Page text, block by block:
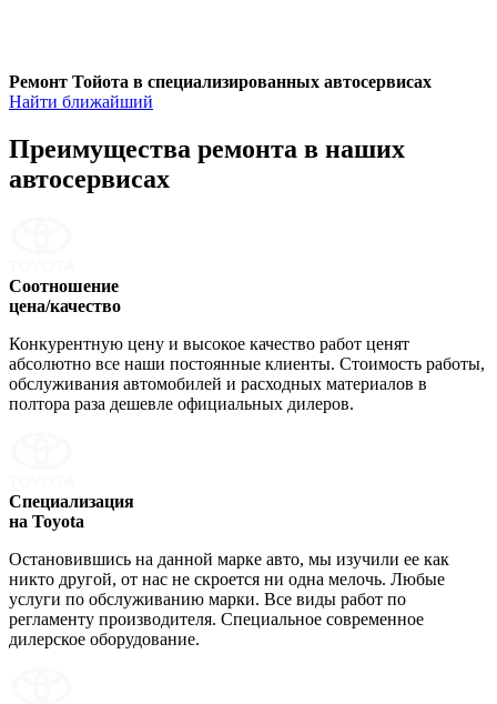
Ремонт Тойота в специализированных автосервисах
Найти ближайший
Преимущества ремонта в наших
автосервисах
Соотношение
цена/качество
Конкурентную цену и высокое качество работ ценят
абсолютно все наши постоянные клиенты. Стоимость работы,
обслуживания автомобилей и расходных материалов в
полтора раза дешевле официальных дилеров.
Специализация
на Toyota
Остановившись на данной марке авто, мы изучили ее как
никто другой, от нас не скроется ни одна мелочь. Любые
услуги по обслуживанию марки. Все виды работ по
регламенту производителя. Специальное современное
дилерское оборудование.